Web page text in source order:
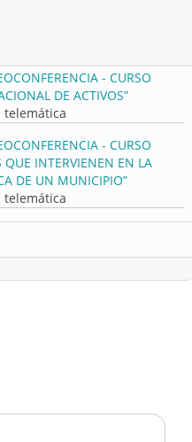
- CURSO
DE ACTIVOS”
- CURSO
QUE INTERVIENEN EN LA
DE UN MUNICIPIO”